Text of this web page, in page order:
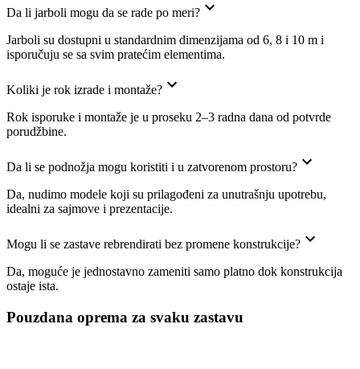
Da li jarboli mogu da se rade po meri?
Jarboli su dostupni u standardnim dimenzijama od 6, 8 i 10 m i
isporučuju se sa svim pratećim elementima.
Koliki je rok izrade i montaže?
Rok isporuke i montaže je u proseku 2–3 radna dana od potvrde
porudžbine.
Da li se podnožja mogu koristiti i u zatvorenom prostoru?
Da, nudimo modele koji su prilagođeni za unutrašnju upotrebu,
idealni za sajmove i prezentacije.
Mogu li se zastave rebrendirati bez promene konstrukcije?
Da, moguće je jednostavno zameniti samo platno dok konstrukcija
ostaje ista.
Pouzdana oprema za svaku zastavu